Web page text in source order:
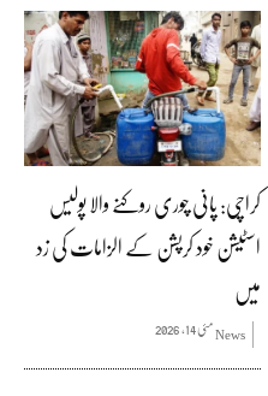
کراچی: پانی چوری روکنے والا پولیس
اسٹیشن خود کرپشن کے الزامات کی زد
میں
Newsمئی 14, 2026